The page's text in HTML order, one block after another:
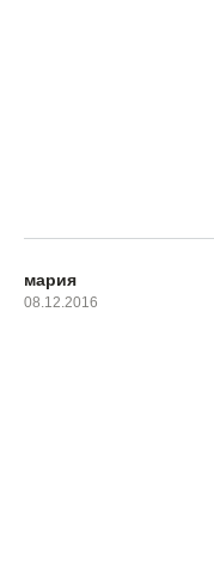
мария
08.12.2016